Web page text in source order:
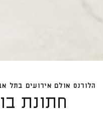
הלורנס אולם אירועים בתל
חתונת